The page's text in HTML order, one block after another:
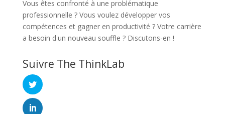
Vous êtes confronté à une problématique
professionnelle ? Vous voulez développer vos
compétences et gagner en productivité ? Votre carrière
a besoin d'un nouveau souffle ? Discutons-en !
Suivre The ThinkLab